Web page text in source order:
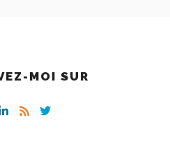
MOI SUR